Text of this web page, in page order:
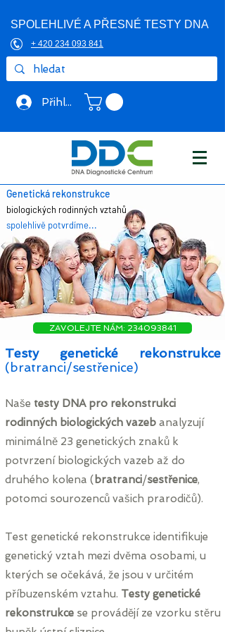
SPOLEHLIVÉ A PŘESNÉ TESTY DNA
+ 420 234 093 841
Přihlásit se
Genetická rekonstrukce
biologických rodinných vztahů
spolehlivě potvrdíme...
ZAVOLEJTE NÁM: 234093841
Testy genetické rekonstrukce
(bratranci/sestřenice)
Naše testy DNA pro rekonstrukci
rodinných biologických vazeb analyzují
minimálně 23 genetických znaků k
potvrzení biologických vazeb až do
druhého kolena (bratranci/sestřenice,
potomci sourozenců vašich prarodičů).
Test genetické rekonstrukce identifikuje
genetický vztah mezi dvěma osobami, u
kterých se očekává, že jsou v určitém
příbuzenském vztahu. Testy genetické
rekonstrukce se provádějí ze vzorku stěru